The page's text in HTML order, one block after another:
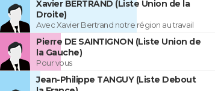
Xavier BERTRAND (Liste Union de la
Droite)
Avec Xavier Bertrand notre région au travail
Pierre DE SAINTIGNON (Liste Union de
la Gauche)
Pour vous
Jean-Philippe TANGUY (Liste Debout